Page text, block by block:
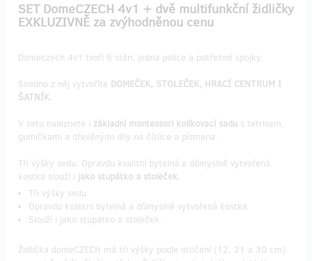
SET DomeCZECH 4v1 + dvě multifunkční židličky
EXKLUZIVNĚ za zvýhodněnou cenu
Domeczech 4v1 tvoří 6 stěn, jedna police a potřebné spojky.
Snadno z něj vytvoříte DOMEČEK, STOLEČEK, HRACÍ CENTRUM I
ŠATNÍK.
V setu naleznete i základní montessori kolíkovací sadu s tetrisem,
gumičkami a dřevěnými díly na číslice a písmena.
Tři výšky sedu. Opravdu kvalitní bytelná a důmyslně vytvořená
kostka slouží i jako stupátko a stoleček.
Tři výšky sedu
Opravdu kvalitní bytelná a důmyslně vytvořená kostka
Slouží i jako stupátko a stoleček.
Židlička domeCZECH má tři výšky podle otočení (12, 21 a 30 cm)